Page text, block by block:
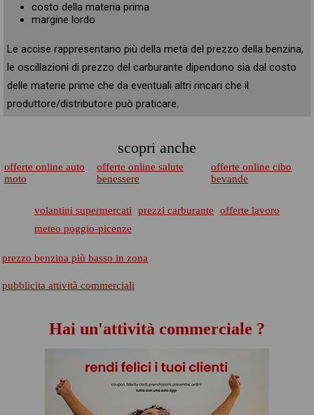
costo della materia prima
margine lordo
Le accise rappresentano più della metà del prezzo della benzina,
le oscillazioni di prezzo del carburante dipendono sia dal costo
delle materie prime che da eventuali altri rincari che il
produttore/distributore può praticare.
scopri anche
offerte online auto
moto
offerte online salute
benessere
offerte online cibo
bevande
volantini supermercati prezzi carburante
offerte lavoro
meteo poggio-picenze
prezzo benzina più basso in zona
pubblicita attività commerciali
Hai un'attività commerciale ?